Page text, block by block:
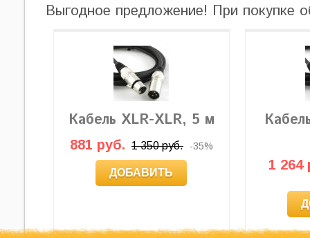
Выгодное предложение! При покупке
Кабель XLR-XLR, 5 м
881 руб. 1 350 руб. -35%
ДОБАВИТЬ
1 264